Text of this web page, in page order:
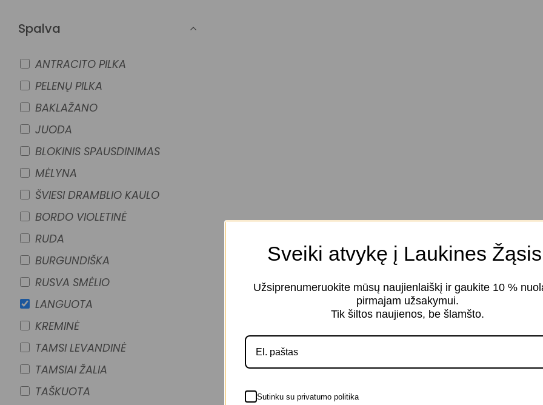
Spalva
ANTRACITO PILKA
PELENŲ PILKA
BAKLAŽANO
JUODA
BLOKINIS SPAUSDINIMAS
MĖLYNA
ŠVIESI DRAMBLIO KAULO
BORDO VIOLETINĖ
RUDA
BURGUNDIŠKA
RUSVA SMĖLIO
LANGUOTA
KREMINĖ
TAMSI LEVANDINĖ
TAMSIAI ŽALIA
TAŠKUOTA
Sveiki atvykę į Laukines
Užsiprenumeruokite mūsų naujienlaiškį ir gaukite 10 %
pirmajam užsakymui.
Tik šiltos naujienos, be šlamšto.
Sutinku su privatumo politika